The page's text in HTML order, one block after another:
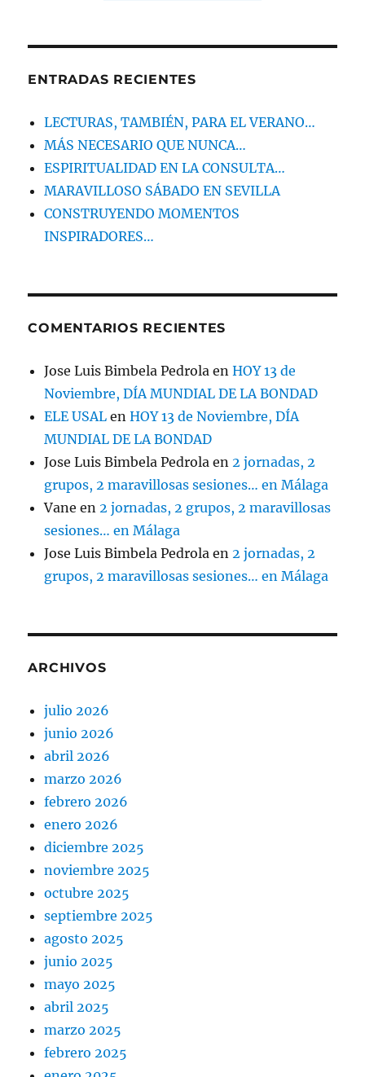
ENTRADAS RECIENTES
LECTURAS, TAMBIÉN, PARA EL VERANO…
MÁS NECESARIO QUE NUNCA…
ESPIRITUALIDAD EN LA CONSULTA…
MARAVILLOSO SÁBADO EN SEVILLA
CONSTRUYENDO MOMENTOS
INSPIRADORES…
COMENTARIOS RECIENTES
Jose Luis Bimbela Pedrola enHOY 13 de
Noviembre, DÍA MUNDIAL DE LA BONDAD
ELE USAL enHOY 13 de Noviembre, DÍA
MUNDIAL DE LA BONDAD
Jose Luis Bimbela Pedrola en 2 jornadas, 2
grupos, 2 maravillosas sesiones… en Málaga
Vane en 2 jornadas, 2 grupos, 2 maravillosas
sesiones… en Málaga
Jose Luis Bimbela Pedrola en 2 jornadas, 2
grupos, 2 maravillosas sesiones… en Málaga
ARCHIVOS
julio 2026
junio 2026
abril 2026
marzo 2026
febrero 2026
enero 2026
diciembre 2025
noviembre 2025
octubre 2025
septiembre 2025
agosto 2025
junio 2025
mayo 2025
abril 2025
marzo 2025
febrero 2025